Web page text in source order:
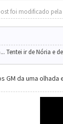
foi modificado pela
Tentei ir de Nória e
GM da uma olhada